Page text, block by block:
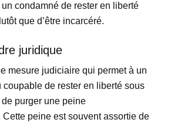
condamné de rester en liberté
que d’être incarcéré.
juridique
mesure judiciaire qui permet à un
de rester en liberté sous
purger une peine
Cette peine est souvent assortie de